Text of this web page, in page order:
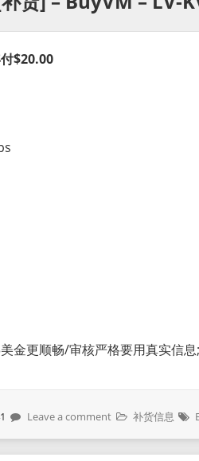
$20.00
金更顺畅/审核严格要用真实信
Leave a comment 补货信息